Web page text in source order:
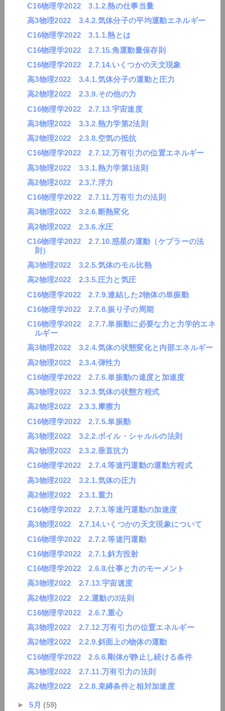
C16物理学2022 3.1.2.熱の仕事当量
高3物理2022 3.4.2.気体分子の平均運動エネルギー
C16物理学2022 3.1.1.熱とは
C16物理学2022 2.7.15.角運動量保存則
C16物理学2022 2.7.14.いくつかの天文現象
高3物理2022 3.4.1.気体分子の運動と圧力
高2物理2022 2.3.9.その他の力
C16物理学2022 2.7.13.宇宙速度
高3物理2022 3.3.2.熱力学第2法則
高2物理2022 2.3.8.空気の抵抗
C16物理学2022 2.7.12.万有引力の位置エネルギー
高3物理2022 3.3.1.熱力学第1法則
高2物理2022 2.3.7.浮力
C16物理学2022 2.7.11.万有引力の法則
高3物理2022 3.2.6.断熱変化
高2物理2022 2.3.6.水圧
C16物理学2022 2.7.10.惑星の運動（ケプラーの法
則）
高3物理2022 3.2.5.気体のモル比熱
高2物理2022 2.3.5.圧力と気圧
C16物理学2022 2.7.9.連結した2物体の単振動
C16物理学2022 2.7.8.振り子の周期
C16物理学2022 2.7.7.単振動に必要な力と力学的エネ
ルギー
高3物理2022 3.2.4.気体の状態変化と内部エネルギー
高2物理2022 2.3.4.弾性力
C16物理学2022 2.7.6.単振動の速度と加速度
高3物理2022 3.2.3.気体の状態方程式
高2物理2022 2.3.3.摩擦力
C16物理学2022 2.7.5.単振動
高3物理2022 3.2.2.ボイル・シャルルの法則
高2物理2022 2.3.2.垂直抗力
C16物理学2022 2.7.4.等速円運動の運動方程式
高3物理2022 3.2.1.気体の圧力
高2物理2022 2.3.1.重力
C16物理学2022 2.7.3.等速円運動の加速度
高3物理2022 2.7.14.いくつかの天文現象について
C16物理学2022 2.7.2.等速円運動
C16物理学2022 2.7.1.斜方投射
C16物理学2022 2.6.8.仕事と力のモーメント
高3物理2022 2.7.13.宇宙速度
高2物理2022 2.2.運動の3法則
C16物理学2022 2.6.7.重心
高3物理2022 2.7.12.万有引力の位置エネルギー
高2物理2022 2.2.9.斜面上の物体の運動
C16物理学2022 2.6.6.剛体が静止し続ける条件
高3物理2022 2.7.11.万有引力の法則
高2物理2022 2.2.8.束縛条件と相対加速度
►5月 (59)